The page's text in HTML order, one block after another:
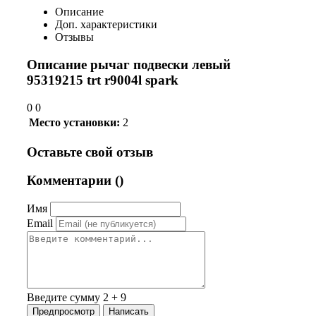
Описание
Доп. характеристики
Отзывы
Описание рычаг подвески левый
95319215 trt r9004l spark
0 0
Место установки: 2
Оставьте свой отзыв
Комментарии ()
Имя
Email
Введите сумму 2 + 9